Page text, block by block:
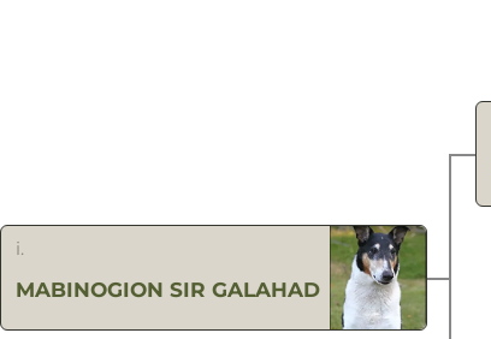
i.
MABINOGION SIR GALAHAD